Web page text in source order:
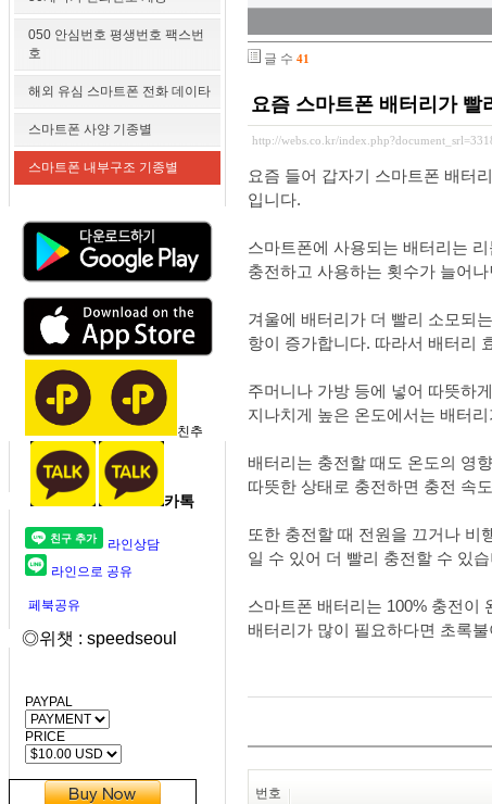
050 안심번호 평생번호 팩스번
호
해외 유심 스마트폰 전화 데이타
스마트폰 사양 기종별
스마트폰 내부구조 기종별
친추
카톡
라인상담
라인으로 공유
페북공유
◎위챗 : speedseoul
PAYPAL
PRICE
글 수 41
요즘 스마트폰 배터리가 빨
http://webs.co.kr/
요즘 들어 갑자기 스마트폰 배터
입니다.
스마트폰에 사용되는 배터리는
충전하고 사용하는 횟수가 늘어
겨울에 배터리가 더 빨리 소모되
항이 증가합니다. 따라서 배터리
주머니나 가방 등에 넣어 따뜻하
지나치게 높은 온도에서는 배터
배터리는 충전할 때도 온도의 영
따뜻한 상태로 충전하면 충전 속
또한 충전할 때 전원을 끄거나 비
일 수 있어 더 빨리 충전할 수 있
스마트폰 배터리는 100% 충전이
배터리가 많이 필요하다면 초록
번호